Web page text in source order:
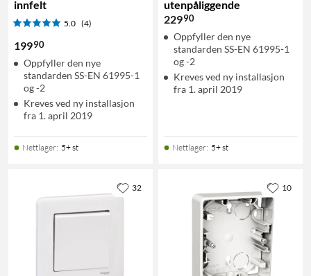
innfelt
5.0 (4)
19990
Oppfyller den nye
standarden SS-EN 61995-1
og -2
Kreves ved ny installasjon
fra 1. april 2019
Nettlager: 5+ st
utenpåliggende
22990
Oppfyller den nye
standarden SS-EN 61995-1
og -2
Kreves ved ny installasjon
fra 1. april 2019
Nettlager: 5+ st
32 10